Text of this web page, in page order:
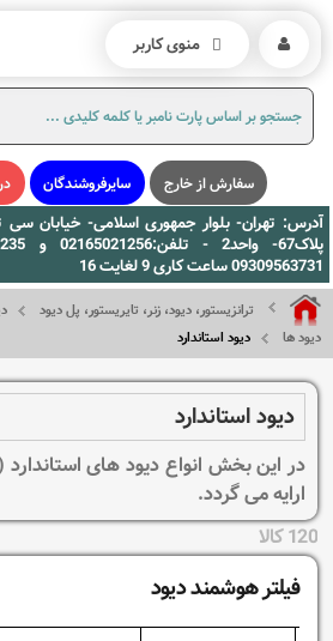
سفارش از خارج سایرفروشندگان
آدرس: تهران- بلوار جمهوری اسلامی- خیابان
09309563731 ساعت کاری 9 لغایت 16
ترانزیستور، دیود، زنر، تایریستور، پل دیود
دیود ها
دیود استاندارد
دیود استاندارد
در این بخش انواع دیود های
ارایه می گردد.
120 کالا
فیلتر هوشمند دیود
منوی کاربر